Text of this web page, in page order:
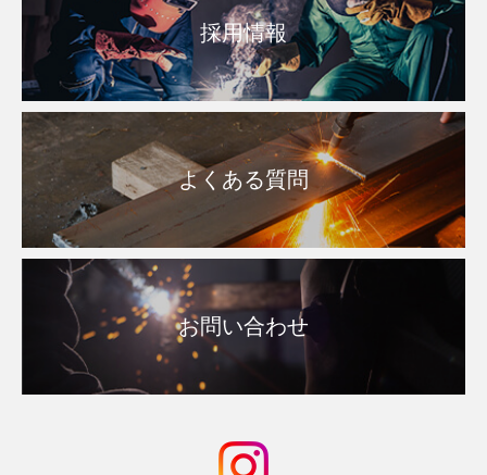
採用情報
よくある質問
お問い合わせ